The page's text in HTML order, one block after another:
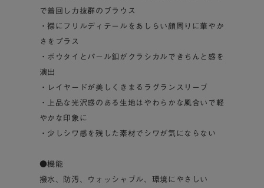
で着回し力抜群のブラウス
・襟にフリルディテールをあしらい顔周りに華やか
さをプラス
・ボウタイとパール釦がクラシカルできちんと感を
演出
・レイヤードが美しくきまるラグランスリーブ
・上品な光沢感のある生地はやわらかな風合いで軽
やかな印象に
・少しシワ感を残した素材でシワが気にならない
●機能
撥水、防汚、ウォッシャブル、環境にやさしい